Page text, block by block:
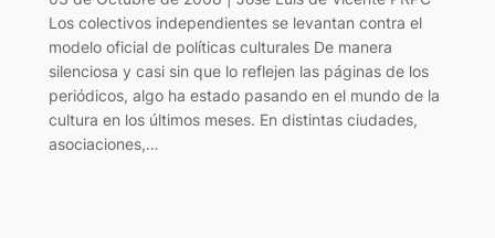
Los colectivos independientes se levantan contra el
modelo oficial de políticas culturales De manera
silenciosa y casi sin que lo reflejen las páginas de los
periódicos, algo ha estado pasando en el mundo de la
cultura en los últimos meses. En distintas ciudades,
asociaciones,…